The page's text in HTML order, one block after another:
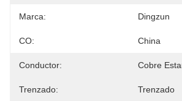
Marca: Dingzun
CO: China
Conductor: Cobre
Trenzado: Trenzado